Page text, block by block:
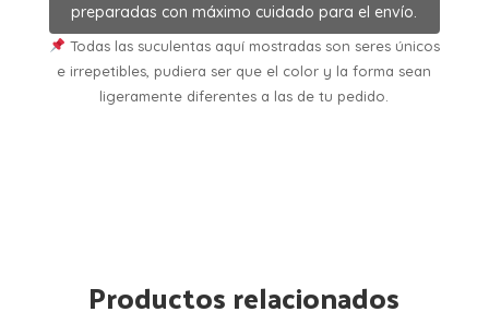
preparadas con máximo cuidado para el envío.
Todas las suculentas aquí mostradas son seres únicos
e irrepetibles, pudiera ser que el color y la forma sean
ligeramente diferentes a las de tu pedido.
Productos relacionados